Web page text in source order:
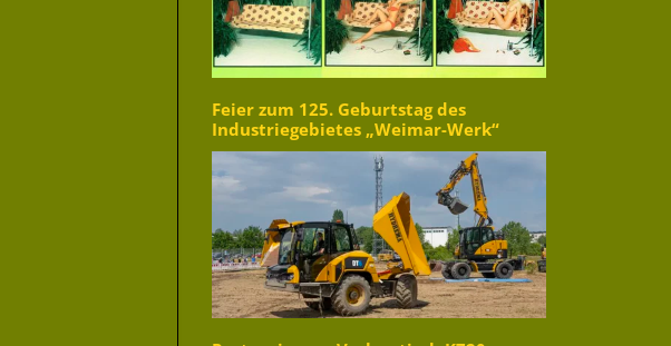
Feier zum 125. Geburtstag des
Industriegebietes „Weimar-Werk“